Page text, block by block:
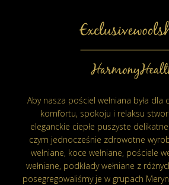
Aby nasza pościel wełniana była dla
komfortu, spokoju i relaksu
eleganckie ciepłe puszyste
czym jednocześnie zdrowotne
wełniane, koce wełniane, pościele
wełniane, podkłady wełniane z
posegregowaliśmy je w grupach